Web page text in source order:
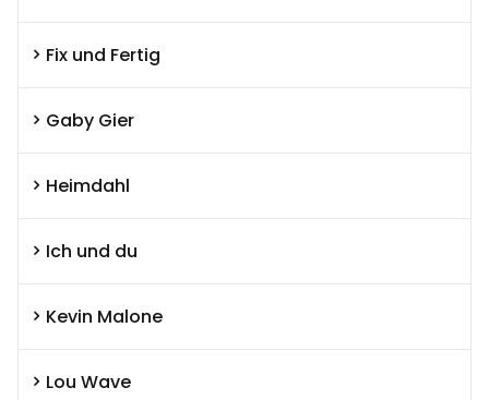
Fix und Fertig
Gaby Gier
Heimdahl
Ich und du
Kevin Malone
Lou Wave